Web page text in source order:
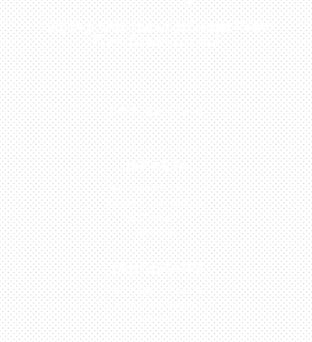
Kunjungi Atau Hubungi Dealer Resmi
Kami Di Kota Anda!
0813-1054-7548
JAKARTA
Perumahan Boulevard
Taman Surya 3 Blok h2,
No.27, Jakarta –
Indonesia
TANGERANG
Husein Sastra Negara,
No.8 Jurumudi Tangerang
– Indonesia